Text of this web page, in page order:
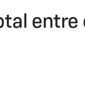
entre